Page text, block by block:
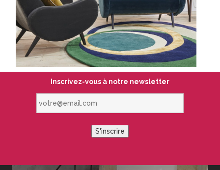
Inscrivez-vous à notre newsletter
S'inscrire